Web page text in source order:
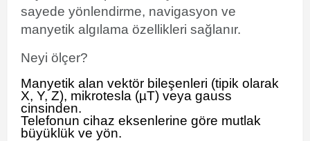
sayede yönlendirme, navigasyon ve
manyetik algılama özellikleri sağlanır.
Neyi ölçer?
Manyetik alan vektör bileşenleri (tipik olarak
X, Y, Z), mikrotesla (µT) veya gauss
cinsinden.
Telefonun cihaz eksenlerine göre mutlak
büyüklük ve yön.